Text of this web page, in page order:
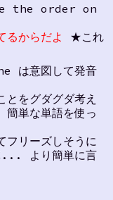
the order on
るからだよ
★これ
は意図して発音
とをグダグダ考え
簡単な単語を使っ
フリーズしそうに
より簡単に言